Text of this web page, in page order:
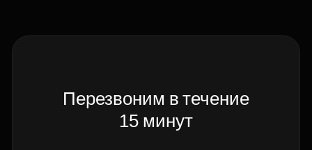
Перезвоним в течение
15 минут